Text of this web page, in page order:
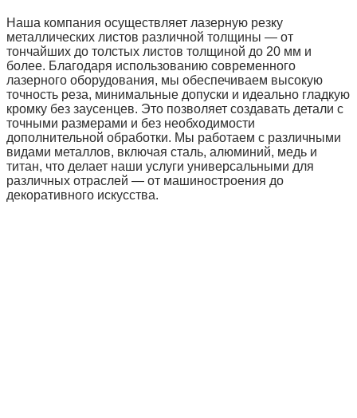
Наша компания осуществляет лазерную резку
металлических листов различной толщины — от
тончайших до толстых листов толщиной до 20 мм и
более. Благодаря использованию современного
лазерного оборудования, мы обеспечиваем высокую
точность реза, минимальные допуски и идеально гладкую
кромку без заусенцев. Это позволяет создавать детали с
точными размерами и без необходимости
дополнительной обработки. Мы работаем с различными
видами металлов, включая сталь, алюминий, медь и
титан, что делает наши услуги универсальными для
различных отраслей — от машиностроения до
декоративного искусства.